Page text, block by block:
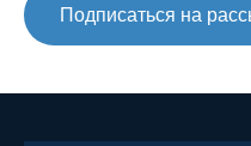
Подписаться на